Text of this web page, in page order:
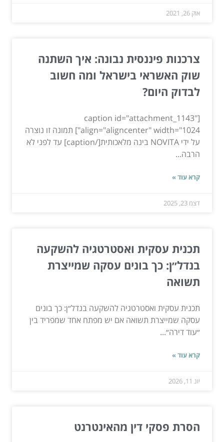
אוק 26, 2021
צרכנות פיננסית נבונה: איך השתנה
שוק האשראי בישראל ומה חשוב
לבדוק היום?
[caption id="attachment_1143"
align="aligncenter" width="1024"] תמונה זו נוצרה
על ידי NOVITA בינה מלאכותית[/caption] עד לפני לא
הרבה...
קרא עוד »
דצמ 23, 2025
תכנית עסקית ואסטרטגיה להשקעה
בנדל״ן: כך בונים עסקה שמייצרת
תשואה
תכנית עסקית ואסטרטגיה להשקעה בנדל״ן: כך בונים
עסקה שמייצרת תשואה אם יש מפתח אחד שמפריד בין
״עוד דירה״...
קרא עוד »
יונ 11, 2026
הסרת פסקי דין מהאינטרנט